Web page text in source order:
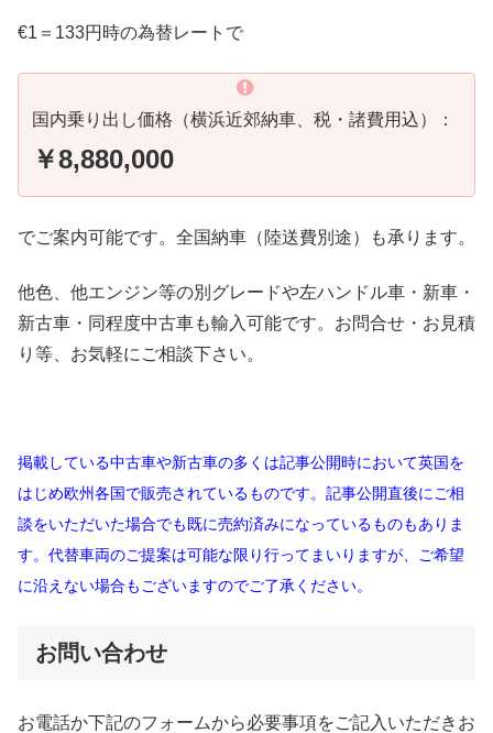
€1＝133円時の為替レートで
国内乗り出し価格（横浜近郊納車、税・諸費用込）：
￥8,880,000
でご案内可能です。全国納車（陸送費別途）も承ります。
他色、他エンジン等の別グレードや左ハンドル車・新車・
新古車・同程度中古車も輸入可能です。お問合せ・お見積
り等、お気軽にご相談下さい。
掲載している中古車や新古車の多くは記事公開時において英国を
はじめ欧州各国で販売されているものです。記事公開直後にご相
談をいただいた場合でも既に売約済みになっているものもありま
す。代替車両のご提案は可能な限り行ってまいりますが、ご希望
に沿えない場合もございますのでご了承ください。
お問い合わせ
お電話か下記のフォームから必要事項をご記入いただきお